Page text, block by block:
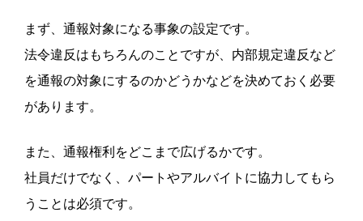
まず、通報対象になる事象の設定です。
法令違反はもちろんのことですが、内部規定違反など
を通報の対象にするのかどうかなどを決めておく必要
があります。
また、通報権利をどこまで広げるかです。
社員だけでなく、パートやアルバイトに協力してもら
うことは必須です。